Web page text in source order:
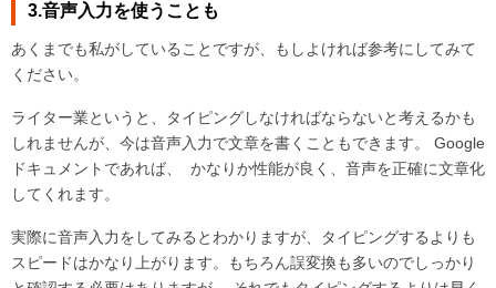
3.音声入力を使うことも
あくまでも私がしていることですが、もしよければ参考にしてみて
ください。
ライター業というと、タイピングしなければならないと考えるかも
しれませんが、今は音声入力で文章を書くこともできます。 Google
ドキュメントであれば、 かなりか性能が良く、音声を正確に文章化
してくれます。
実際に音声入力をしてみるとわかりますが、タイピングするよりも
スピードはかなり上がります。もちろん誤変換も多いのでしっかり